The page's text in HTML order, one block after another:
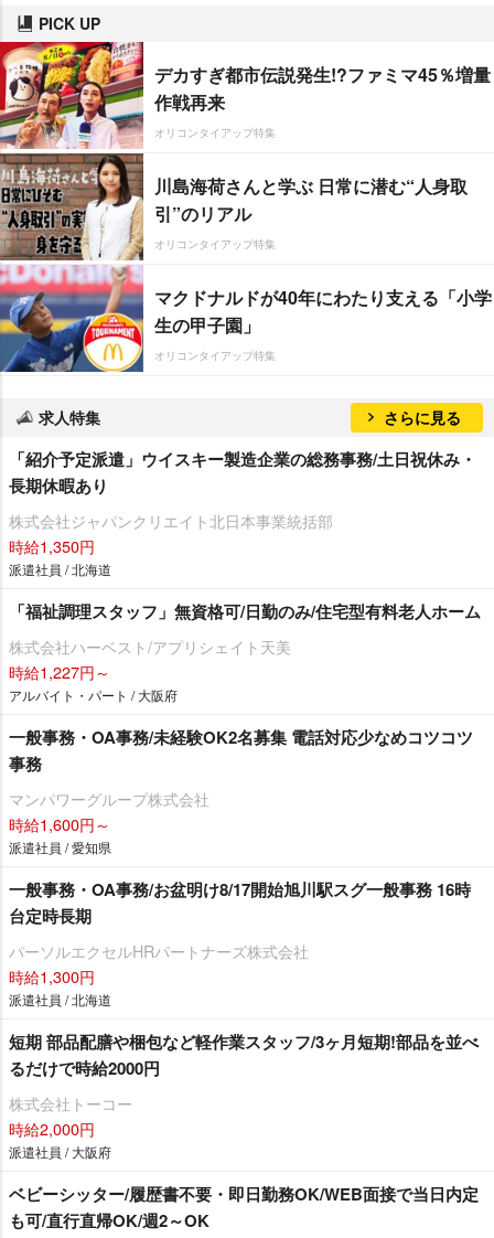
PICK UP
デカすぎ都市伝説発生!?ファミマ45％増量
作戦再来
オリコンタイアップ特集
川島海荷さんと学ぶ 日常に潜む“人身取
引”のリアル
オリコンタイアップ特集
マクドナルドが40年にわたり支える「小学
生の甲子園」
オリコンタイアップ特集
求人特集 さらに見る
「紹介予定派遣」ウイスキー製造企業の総務事務/土日祝休み・
長期休暇あり
株式会社ジャパンクリエイト北日本事業統括部
時給1,350円
派遣社員 / 北海道
「福祉調理スタッフ」無資格可/日勤のみ/住宅型有料老人ホーム
株式会社ハーベスト/アプリシェイト天美
時給1,227円～
アルバイト・パート / 大阪府
一般事務・OA事務/未経験OK2名募集 電話対応少なめコツコツ
事務
マンパワーグループ株式会社
時給1,600円～
派遣社員 / 愛知県
一般事務・OA事務/お盆明け8/17開始旭川駅スグ一般事務 16時
台定時長期
パーソルエクセルHRパートナーズ株式会社
時給1,300円
派遣社員 / 北海道
短期 部品配膳や梱包など軽作業スタッフ/3ヶ月短期!部品を並べ
るだけで時給2000円
株式会社トーコー
時給2,000円
派遣社員 / 大阪府
ベビーシッター/履歴書不要・即日勤務OK/WEB面接で当日内定
も可/直行直帰OK/週2～OK